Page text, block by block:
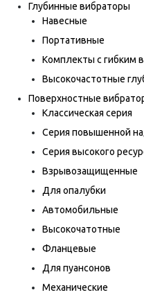
Глубинные вибраторы
Навесные
Портативные
Комплекты с гибким
Высокочастотные
Поверхностные
Классическая серия
Серия повышенной
Серия высокого
Взрывозащищенные
Для опалубки
Автомобильные
Высокочатотные
Фланцевые
Для пуансонов
Механические